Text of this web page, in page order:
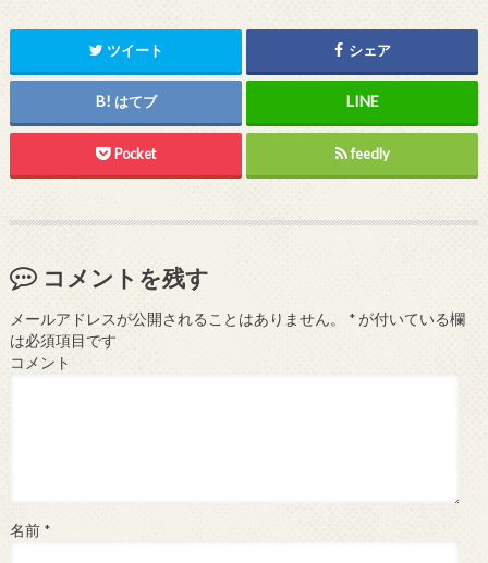
ツイート シェア
はてブ
Pocket feedly
コメントを残す
メールアドレスが公開されることはありません。 *が付いている欄
は必須項目です
コメント
名前 *